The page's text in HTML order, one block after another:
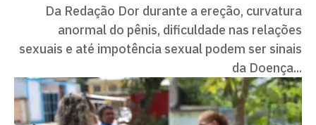
Da Redação Dor durante a ereção, curvatura
anormal do pênis, dificuldade nas relações
sexuais e até impotência sexual podem ser sinais
da Doença...